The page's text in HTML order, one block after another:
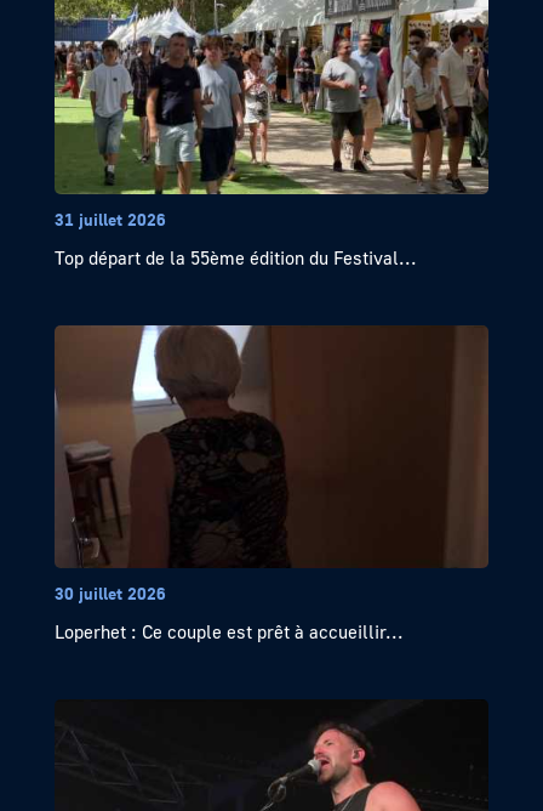
31 juillet 2026
Top départ de la 55ème édition du Festival...
30 juillet 2026
Loperhet : Ce couple est prêt à accueillir...